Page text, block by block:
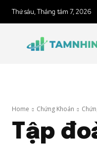
Thứ sáu, Tháng tám 7, 2026
Home Chứng Khoán
Tập